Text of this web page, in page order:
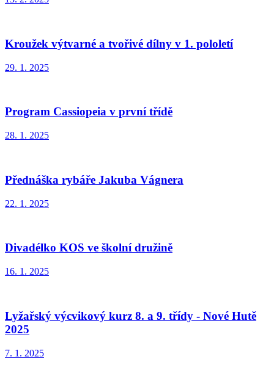
Kroužek výtvarné a tvořivé dílny v 1. pololetí
29. 1. 2025
Program Cassiopeia v první třídě
28. 1. 2025
Přednáška rybáře Jakuba Vágnera
22. 1. 2025
Divadélko KOS ve školní družině
16. 1. 2025
Lyžařský výcvikový kurz 8. a 9. třídy - Nové Hutě
2025
7. 1. 2025